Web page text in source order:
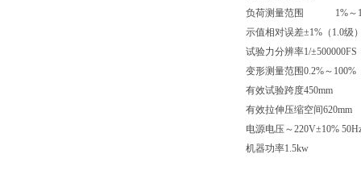
负荷测量范围 1%～
示值相对误差±1%（1.0级
试验力分辨率1/
变形测量范围0.2%～100%
有效试验跨度450mm
有效拉伸压缩空间620mm
电源电压～220V±10%
机器功率1.5kw